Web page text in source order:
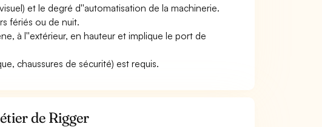
et le degré d''automatisation de la machinerie.
fériés ou de nuit.
à l''extérieur, en hauteur et implique le port de
chaussures de sécurité) est requis.
de Rigger